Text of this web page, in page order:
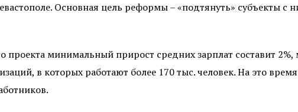
Основная цель реформы – «подтянуть» субъекты с
проекта минимальный прирост средних зарплат составит
в которых работают более 170 тыс. человек. На это